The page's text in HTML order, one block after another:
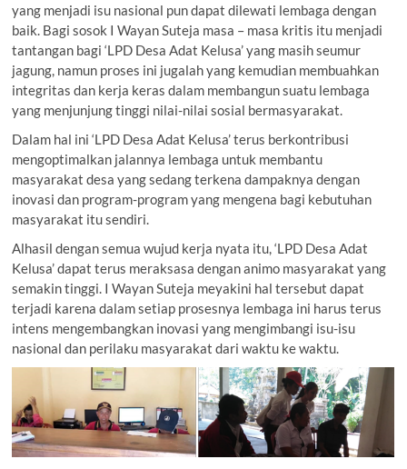
yang menjadi isu nasional pun dapat dilewati lembaga dengan
baik. Bagi sosok I Wayan Suteja masa – masa kritis itu menjadi
tantangan bagi ‘LPD Desa Adat Kelusa’ yang masih seumur
jagung, namun proses ini jugalah yang kemudian membuahkan
integritas dan kerja keras dalam membangun suatu lembaga
yang menjunjung tinggi nilai-nilai sosial bermasyarakat.
Dalam hal ini ‘LPD Desa Adat Kelusa’ terus berkontribusi
mengoptimalkan jalannya lembaga untuk membantu
masyarakat desa yang sedang terkena dampaknya dengan
inovasi dan program-program yang mengena bagi kebutuhan
masyarakat itu sendiri.
Alhasil dengan semua wujud kerja nyata itu, ‘LPD Desa Adat
Kelusa’ dapat terus meraksasa dengan animo masyarakat yang
semakin tinggi. I Wayan Suteja meyakini hal tersebut dapat
terjadi karena dalam setiap prosesnya lembaga ini harus terus
intens mengembangkan inovasi yang mengimbangi isu-isu
nasional dan perilaku masyarakat dari waktu ke waktu.